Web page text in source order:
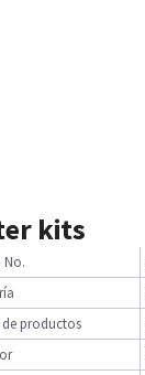
kits
No.
productos